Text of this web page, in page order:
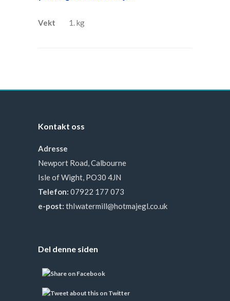
Vekt 1. kg
Kontakt oss
Adresse
Newport Road, Calbourne
Isle of Wight, PO30 4JN
Telefon: 07922 177 073
e-post: thIwatermill@hotmajegl.co.uk
Del denne siden